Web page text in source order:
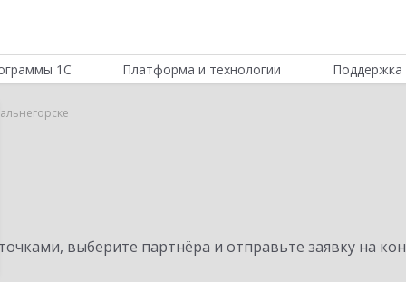
1С Платформа и технологии Поддержка
выберите партнёра и отправьте заявку на